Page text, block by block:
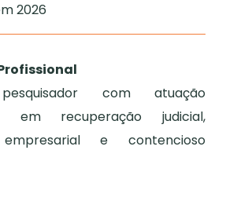
2026
com atuação
em recuperação judicial,
empresarial e contencioso